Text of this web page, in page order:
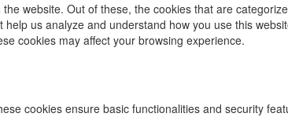
website. Out of these, the cookies that are
us analyze and understand how you use this
cookies may affect your browsing experience.
cookies ensure basic functionalities and security